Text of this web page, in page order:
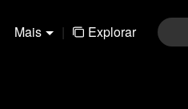
Mais | Explorar